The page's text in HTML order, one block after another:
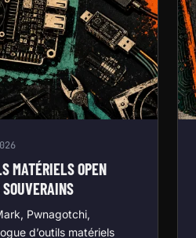
MATÉRIELS OPEN
Pwnagotchi,
d’outils matériels